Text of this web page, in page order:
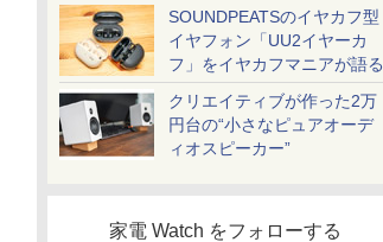
SOUNDPEATSのイヤカフ型
イヤフォン「UU2イヤーカ
フ」をイヤカフマニアが語る
クリエイティブが作った2万
円台の“小さなピュアオーデ
ィオスピーカー”
家電 Watch をフォローする